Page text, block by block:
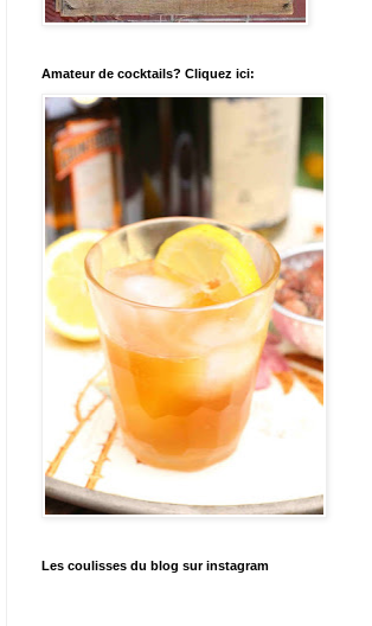
Amateur de cocktails? Cliquez ici:
Les coulisses du blog sur instagram